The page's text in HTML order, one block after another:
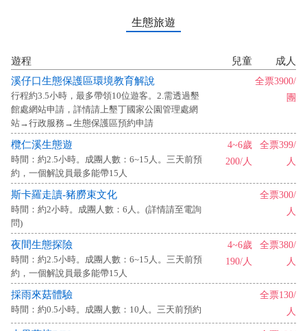
生態旅遊
遊程 兒童
成人
溪仔口生態保護區環境教育解說
行程約3.5小時，最多帶領10位遊客。2.需透過墾
館處網站申請，詳情請上墾丁國家公園管理處網
站→行政服務→生態保護區預約申請
全票3900/
團
欖仁溪生態遊
時間：約2.5小時。成團人數：6~15人。三天前預
約，一個解說員最多能帶15人
4~6歲
200/人
全票399/
人
斯卡羅走讀-豬朥束文化
時間：約2小時。成團人數：6人。(詳情請至電詢
問)
全票300/
人
夜間生態探險
時間：約2.5小時。成團人數：6~15人。三天前預
約，一個解說員最多能帶15人
4~6歲
190/人
全票380/
人
採雨來菇體驗
時間：約0.5小時。成團人數：10人。三天前預約
全票130/
人